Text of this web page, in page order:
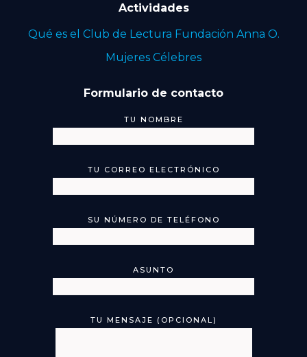
Actividades
Qué es el Club de Lectura Fundación Anna O.
Mujeres Célebres
Formulario de contacto
TU NOMBRE
TU CORREO ELECTRÓNICO
SU NÚMERO DE TELÉFONO
ASUNTO
TU MENSAJE (OPCIONAL)